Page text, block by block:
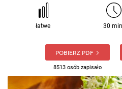
łatwe 30
POBIERZ PDF
8513 osób zapisało